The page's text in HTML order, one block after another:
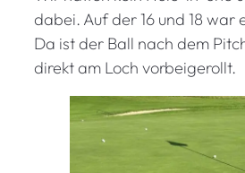
dabei. Auf der 16 und 18 war
Da ist der Ball nach dem
direkt am Loch vorbeigerollt.